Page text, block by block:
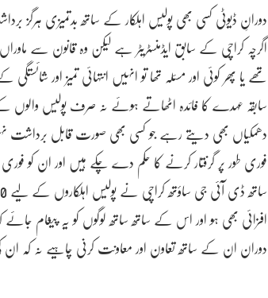
دورانِ ڈیوٹی کسی بھی پولیس اہلکار کے ساتھ بدتمیزی ہرگز
اگرچہ کراچی کے سابق ایڈمنسٹریٹر ہے لیکن وہ قانون سے
تھے یا پھر کوئی اور مسئلہ تھا تو انہیں انتہائی تمیز اور
سابقہ عہدے کا فائدہ اٹھاتے ہوئے نہ صرف پولیس
دھمکیاں بھی دیتے رہے جو کسی بھی صورت قابل برداشت
فوری طور پر گرفتار کرنے کا حکم دے چکے ہیں اور ان کو
افزائی بھی ہو اور اس کے ساتھ ساتھ لوگوں کو یہ پیغام جائے
دوران ان کے ساتھ تعاون اور معاونت کرنی چاہیے نہ